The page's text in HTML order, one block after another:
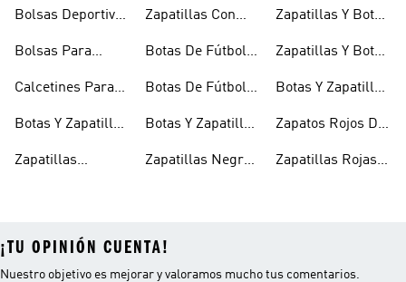
Bolsas Deportivas
Bolsas Para
Calcetines Para
Botas Y Zapatillas
Zapatillas
Niños
Zapatillas Con
Niños
Botas De Fútbol
Botas De Fútbol
Botas Y Zapatillas
Niños
Zapatillas Negras
Zapatillas Y Botas
Zapatillas Y Botas
Botas Y Zapatillas
Zapatos Rojos De
Zapatillas Rojas
¡TU OPINIÓN CUENTA!
Nuestro objetivo es mejorar y valoramos mucho tus comentarios.